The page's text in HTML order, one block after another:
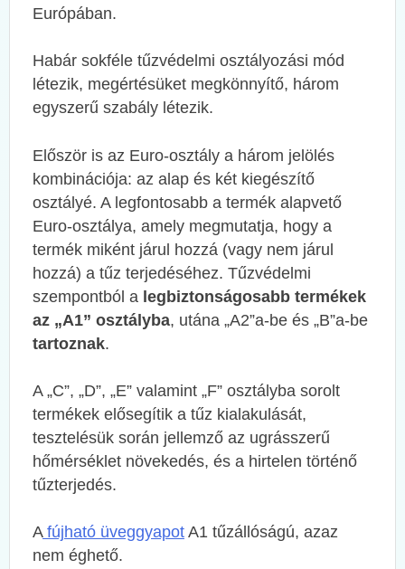
Európában.
Habár sokféle tűzvédelmi osztályozási mód
létezik, megértésüket megkönnyítő, három
egyszerű szabály létezik.
Először is az Euro-osztály a három jelölés
kombinációja: az alap és két kiegészítő
osztályé. A legfontosabb a termék alapvető
Euro-osztálya, amely megmutatja, hogy a
termék miként járul hozzá (vagy nem járul
hozzá) a tűz terjedéséhez. Tűzvédelmi
szempontból a legbiztonságosabb termékek
az „A1” osztályba, utána „A2”a-be és „B”a-be
tartoznak.
A „C”, „D”, „E” valamint „F” osztályba sorolt
termékek elősegítik a tűz kialakulását,
tesztelésük során jellemző az ugrásszerű
hőmérséklet növekedés, és a hirtelen történő
tűzterjedés.
Afújható üveggyapot A1 tűzállóságú, azaz
nem éghető.